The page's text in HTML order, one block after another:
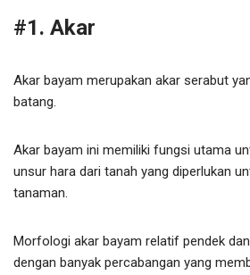
#1. Akar
Akar bayam merupakan akar serabut
batang.
Akar bayam ini memiliki fungsi utama
unsur hara dari tanah yang diperlukan
tanaman.
Morfologi akar bayam relatif pendek
dengan banyak percabangan yang